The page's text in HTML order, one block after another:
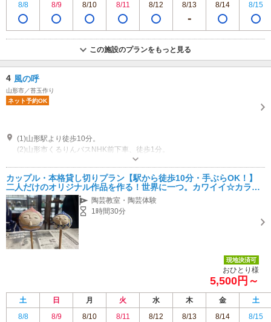
8/8
8/9 8/10 8/11 8/12 8/13 8/14 8/15
この施設のプランをもっと見る
4 風の呼
山形市／苔玉作り
ネット予約OK
(1)山形駅より徒歩10分。
(2)山形市くるりんバスNHK前下車、徒歩1分。
営業時間：11：00～1７：00 詳しくはinstagramを確認願います。
カップル・本格貸し切りプラン【駅から徒歩10分・手ぶらOK！】
二人だけのオリジナル作品を作る！世界に一つ。カワイイ☆カラフ
ル仏頭絵付け体験（カップルに大人気！）
陶芸教室・陶芸体験
1時間30分
現地決済可
おひとり様
5,500円～
土 日 月 火 水 木 金
土
8/8
8/9 8/10 8/11 8/12 8/13 8/14 8/15